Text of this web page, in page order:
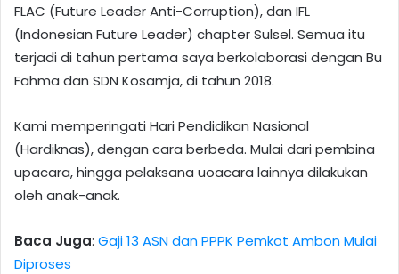
FLAC (Future Leader Anti-Corruption), dan IFL
(Indonesian Future Leader) chapter Sulsel. Semua itu
terjadi di tahun pertama saya berkolaborasi dengan Bu
Fahma dan SDN Kosamja, di tahun 2018.
Kami memperingati Hari Pendidikan Nasional
(Hardiknas), dengan cara berbeda. Mulai dari pembina
upacara, hingga pelaksana uoacara lainnya dilakukan
oleh anak-anak.
Baca Juga: Gaji 13 ASN dan PPPK Pemkot Ambon Mulai
Diproses